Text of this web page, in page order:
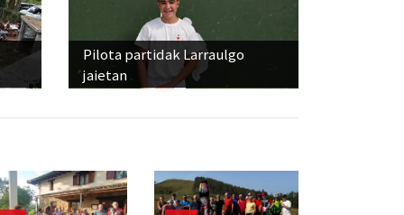
Pilota partidak Larraulgo
jaietan